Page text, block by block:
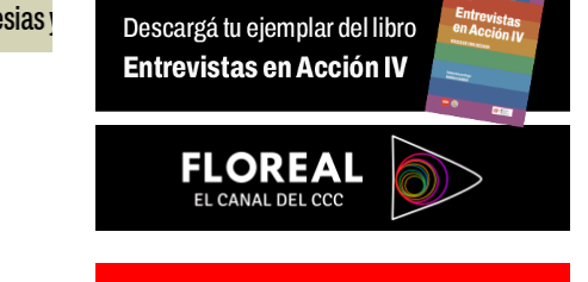
templos asisten económicamente a la población |